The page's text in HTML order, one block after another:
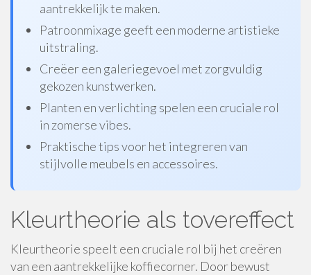
aantrekkelijk te maken.
Patroonmixage geeft een moderne artistieke
uitstraling.
Creëer een galeriegevoel met zorgvuldig
gekozen kunstwerken.
Planten en verlichting spelen een cruciale rol
in zomerse vibes.
Praktische tips voor het integreren van
stijlvolle meubels en accessoires.
Kleurtheorie als tovereffect
Kleurtheorie speelt een cruciale rol bij het creëren
van een aantrekkelijke koffiecorner. Door bewust